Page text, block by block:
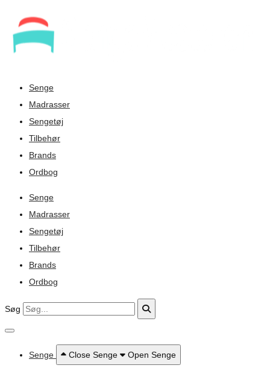
Senge
Madrasser
Sengetøj
Tilbehør
Brands
Ordbog
Senge
Madrasser
Sengetøj
Tilbehør
Brands
Ordbog
Søg
Senge Close Senge Open Senge